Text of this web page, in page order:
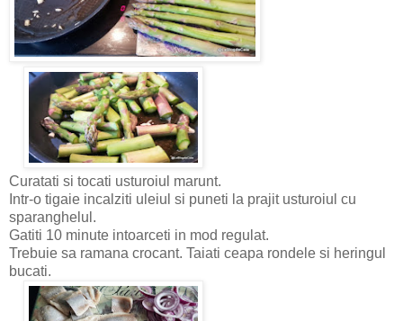
Curatati si tocati usturoiul marunt.
Intr-o tigaie incalziti uleiul si puneti la prajit usturoiul cu
sparanghelul.
Gatiti 10 minute intoarceti in mod regulat.
Trebuie sa ramana crocant. Taiati ceapa rondele si heringul
bucati.